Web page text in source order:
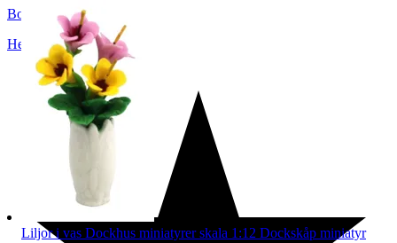
BoutiqueNo9
Helsingborg,Sverige
Liljor i vas Dockhus miniatyrer skala 1:12 Dockskåp miniatyr